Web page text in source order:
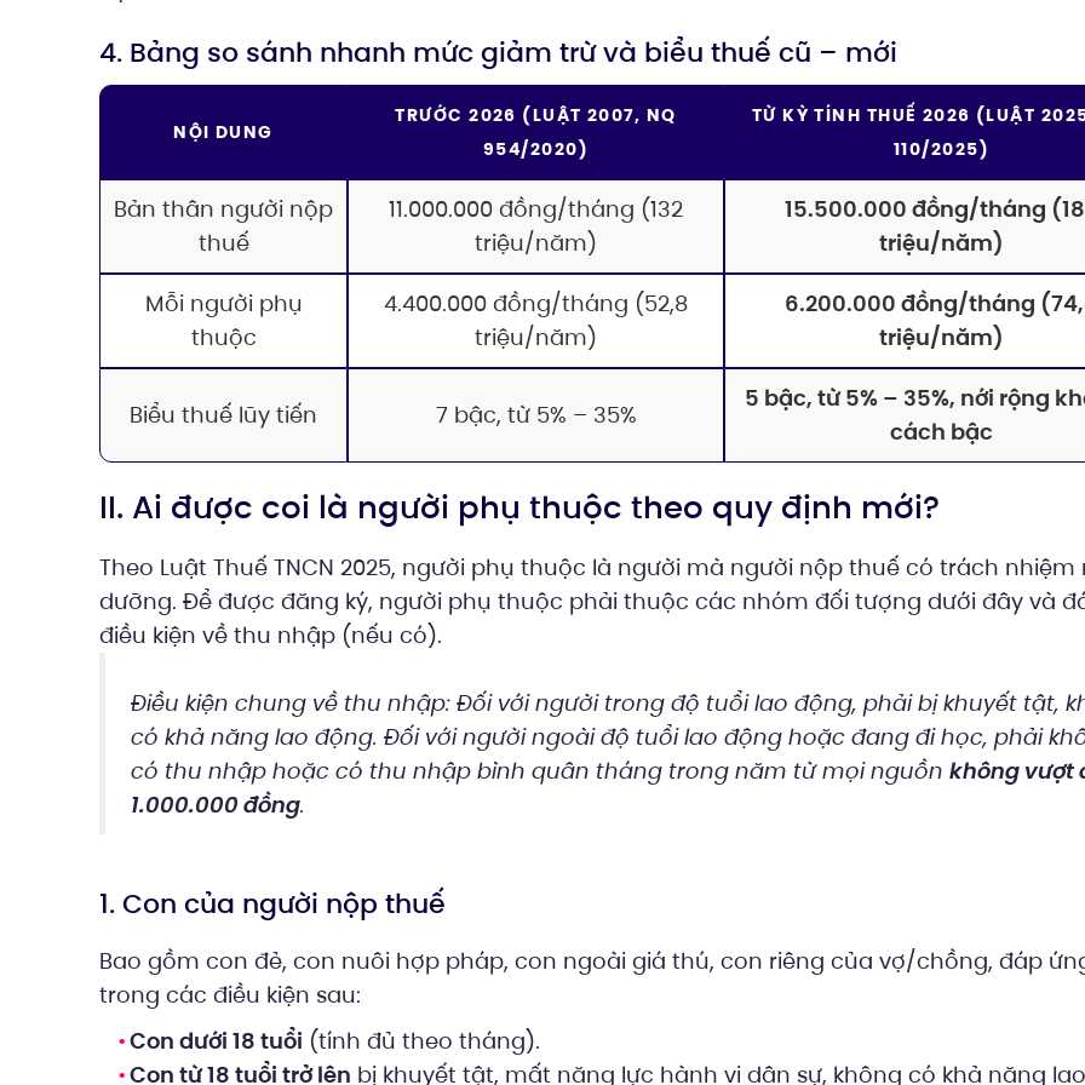
4. Bảng so sánh nhanh mức giảm trừ và biểu thuế cũ – mới
NỘI DUNG
TRƯỚC 2026 (LUẬT 2007, NQ
954/2020)
TỪ KỲ TÍNH THUẾ 2026 (LUẬT
110/2025)
Bản thân người nộp
thuế
11.000.000 đồng/tháng (132
triệu/năm)
15.500.000 đồng/tháng
triệu/năm)
Mỗi người phụ
thuộc
4.400.000 đồng/tháng (52,8
triệu/năm)
6.200.000 đồng/tháng
triệu/năm)
Biểu thuế lũy tiến 7 bậc, từ 5% – 35%
5 bậc, từ 5% – 35%, nới rộng
cách bậc
II. Ai được coi là người phụ thuộc theo quy định mới?
Theo Luật Thuế TNCN 2025, người phụ thuộc là người mà người nộp thuế có trách nhiệm
dưỡng. Để được đăng ký, người phụ thuộc phải thuộc các nhóm đối tượng dưới đây và
điều kiện về thu nhập (nếu có).
Điều kiện chung về thu nhập: Đối với người trong độ tuổi lao động, phải bị khuyết tật,
có khả năng lao động. Đối với người ngoài độ tuổi lao động hoặc đang đi học, phải
có thu nhập hoặc có thu nhập bình quân tháng trong năm từ mọi nguồn không vượt
1.000.000 đồng.
1. Con của người nộp thuế
Bao gồm con đẻ, con nuôi hợp pháp, con ngoài giá thú, con riêng của vợ/chồng, đáp
trong các điều kiện sau:
Con dưới 18 tuổi (tính đủ theo tháng).
Con từ 18 tuổi trở lên bị khuyết tật, mất năng lực hành vi dân sự, không có khả năng